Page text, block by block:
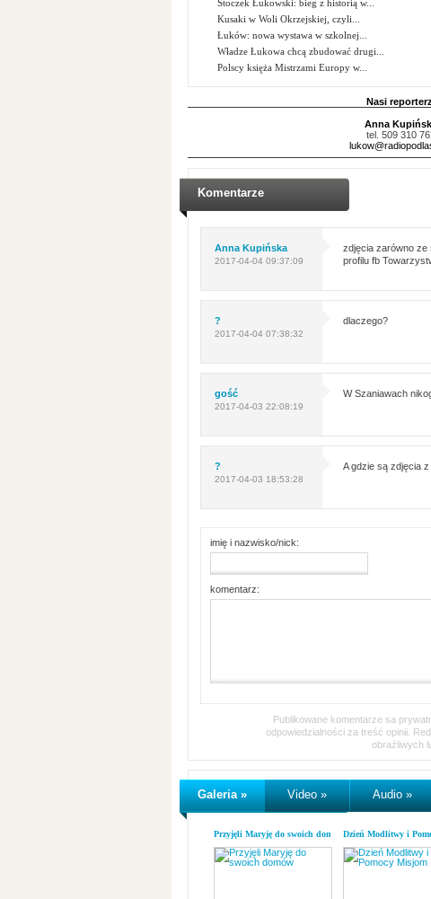
Stoczek Łukowski: bieg z historią w...
Kusaki w Woli Okrzejskiej, czyli...
Łuków: nowa wystawa w szkolnej...
Władze Łukowa chcą zbudować drugi...
Polscy księża Mistrzami Europy w...
Nasi
Anna
tel. 509 310
Komentarze
Anna Kupińska
2017-04-04 09:37:09
zdjęcia zarówno ze
profilu fb
?
2017-04-04 07:38:32
dlaczego?
gość
2017-04-03 22:08:19
W Szaniawach
?
2017-04-03 18:53:28
A gdzie są zdjęcia
imię i nazwisko/nick:
komentarz:
Publikowane komentarze sa
odpowiedzialności za treść opinii.
obraźliwych
Galeria » Video » Audio »
Przyjęli Maryję do swoich domówDzień Modlitwy i